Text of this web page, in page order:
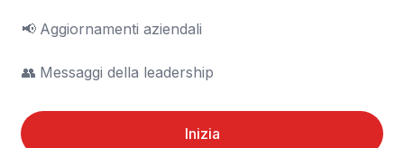
📢	Aggiornamenti aziendali
👥	Messaggi della leadership
Inizia